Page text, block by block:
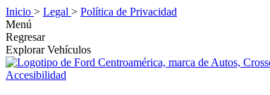
Inicio > Legal > Política de Privacidad
Menú
Regresar
Explorar Vehículos
Accesibilidad